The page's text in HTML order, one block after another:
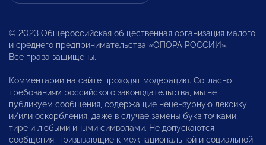
© 2023 Общероссийская общественная организация малого
и среднего предпринимательства «ОПОРА РОССИИ».
Все права защищены.
Комментарии на сайте проходят модерацию. Согласно
требованиям российского законодательства, мы не
публикуем сообщения, содержащие нецензурную лексику
и/или оскорбления, даже в случае замены букв точками,
тире и любыми иными символами. Не допускаются
сообщения, призывающие к межнациональной и социальной